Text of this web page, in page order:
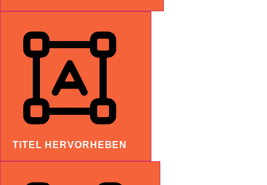
TITEL HERVORHEBEN